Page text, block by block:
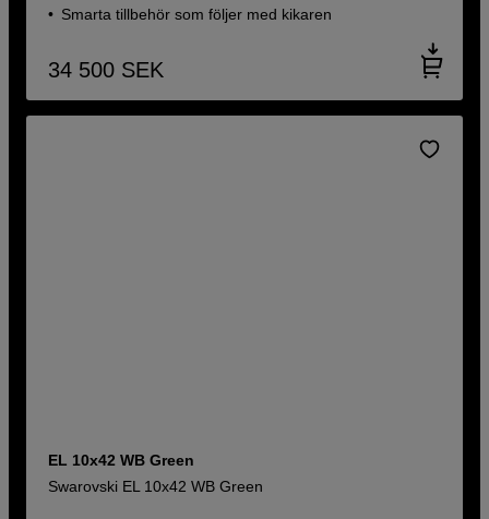
Smarta tillbehör som följer med kikaren
34 500 SEK
EL 10x42 WB Green
Swarovski EL 10x42 WB Green